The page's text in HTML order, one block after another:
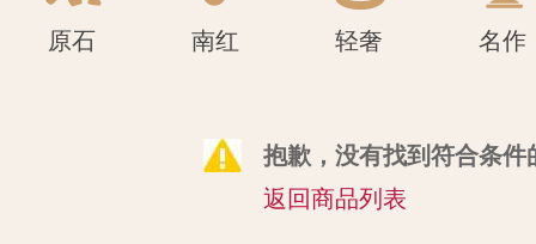
原石 南红 轻奢 名作
抱歉，没有找到符合条件
返回商品列表